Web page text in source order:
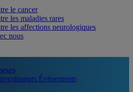
le cancer
les maladies rares
les affections neurologiques
nous
Événements